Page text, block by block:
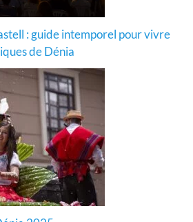
: guide intemporel pour vivre
de Dénia